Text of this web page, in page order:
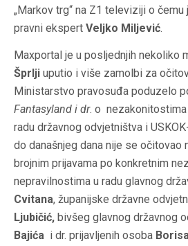
„ Markov trg“ na Z1 televiziji o
pravni ekspert Veljko Miljević.
Maxportal je u posljednjih nekoliko
Šprlji uputio i više zamolbi za
Ministarstvo pravosuđa poduzelo
Fantasyland i dr. o
radu državnog odvjetništva i
do današnjeg dana nije se očitovao
brojnim prijavama po konkretnim
nepravilnostima u radu glavnog
Cvitana, županijske državne
Ljubičić, bivšeg glavnog državnog
Bajića i dr. prijavljenih osoba